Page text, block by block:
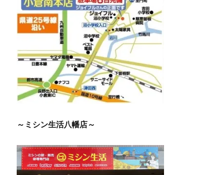
～ミシン生活八幡店～